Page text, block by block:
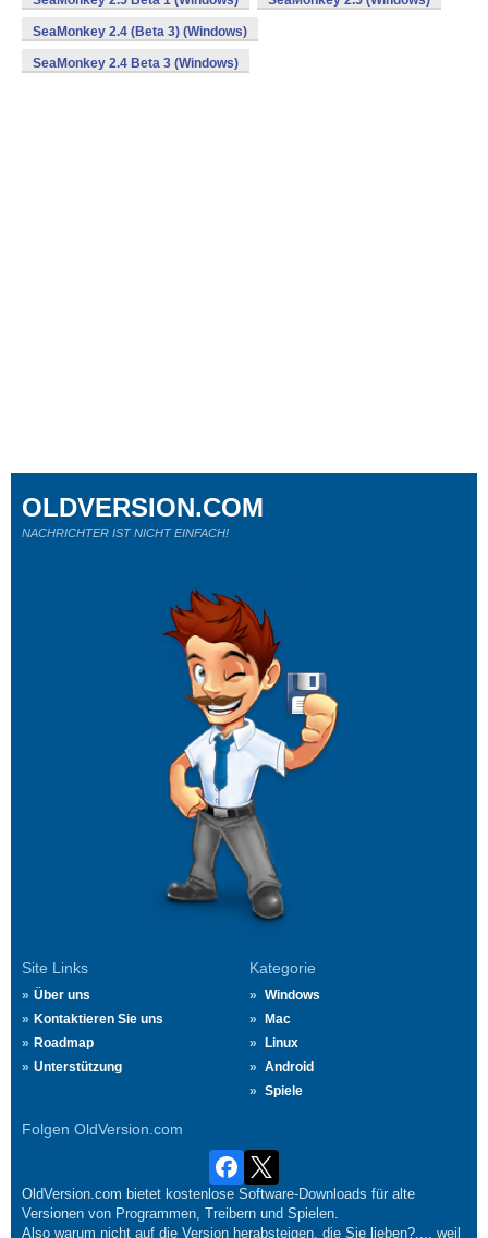
SeaMonkey 2.4 (Beta 3) (Windows)
SeaMonkey 2.4 Beta 3 (Windows)
Site Links
Über uns
Kontaktieren Sie uns
Roadmap
Unterstützung
Kategorie
Windows
Mac
Linux
Android
Spiele
Folgen OldVersion.com
OLDVERSION.COM
NACHRICHTER IST NICHT EINFACH!
OldVersion.com bietet kostenlose Software-Downloads für alte
Versionen von Programmen, Treibern und Spielen.
Also warum nicht auf die Version herabsteigen, die Sie lieben?.... weil